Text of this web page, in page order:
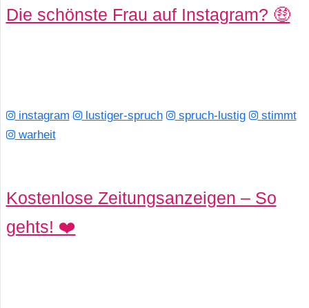
Die schönste Frau auf Instagram? 🤑
instagram lustiger-spruch spruch-lustig
stimmt
warheit
Kostenlose Zeitungsanzeigen – So
gehts! ❤️